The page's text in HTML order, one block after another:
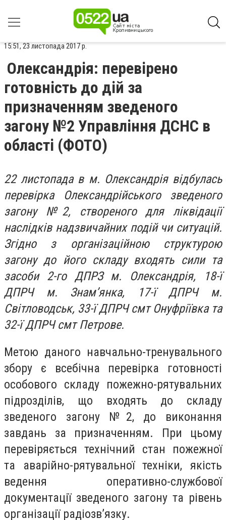
15:51, 23 листопада 2017 р.
Олександрія: перевірено
готовність до дій за
призначенням зведеного
загону №2 Управління ДСНС в
області (ФОТО)
22 листопада в м. Олександрія відбулась
перевірка Олександрійського зведеного
загону №2, створеного для ліквідації
наслідків надзвичайних подій чи ситуацій.
Згідно з організаційною структурою
загону до його складу входять сили та
засоби 2-го ДПРЗ м. Олександрія, 18-ї
ДПРЧ м. Знам’янка, 17-ї ДПРЧ м.
Світловодськ, 33-ї ДПРЧ смт Онуфріївка та
32-ї ДПРЧ смт Петрове.
Метою даного навчально-тренувального
збору є всебічна перевірка готовності
особового складу пожежно-рятувальних
підрозділів, що входять до складу
зведеного загону №2, до виконання
завдань за призначенням. При цьому
перевіряється технічний стан пожежної
та аварійно-рятувальної техніки, якість
ведення оперативно-службової
документації зведеного загону та рівень
організації радіозв’язку.